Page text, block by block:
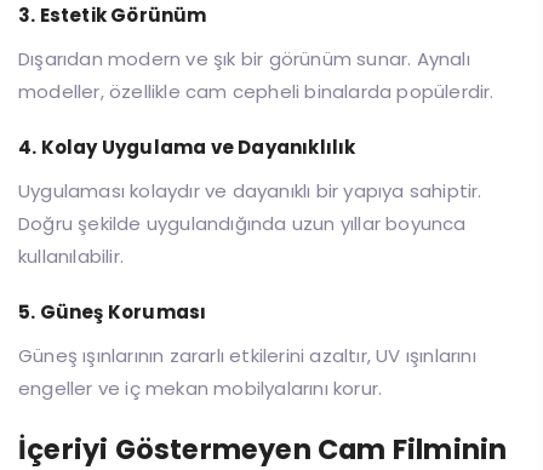
3. Estetik Görünüm
Dışarıdan modern ve şık bir görünüm sunar. Aynalı
modeller, özellikle cam cepheli binalarda popülerdir.
4. Kolay Uygulama ve Dayanıklılık
Uygulaması kolaydır ve dayanıklı bir yapıya sahiptir.
Doğru şekilde uygulandığında uzun yıllar boyunca
kullanılabilir.
5. Güneş Koruması
Güneş ışınlarının zararlı etkilerini azaltır, UV ışınlarını
engeller ve iç mekan mobilyalarını korur.
İçeriyi Göstermeyen Cam Filminin